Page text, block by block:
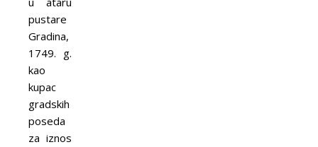
pustare
Gradina,
1749. g.
kao
kupac
gradskih
poseda
za iznos